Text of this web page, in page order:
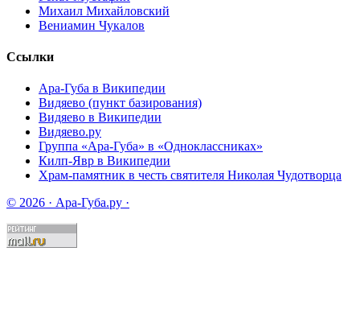
Михаил Михайловский
Вениамин Чукалов
Ссылки
Ара-Губа в Википедии
Видяево (пункт базирования)
Видяево в Википедии
Видяево.ру
Группа «Ара-Губа» в «Одноклассниках»
Килп-Явр в Википедии
Храм-памятник в честь святителя Николая Чудотворца
© 2026 · Ара-Губа.ру ·